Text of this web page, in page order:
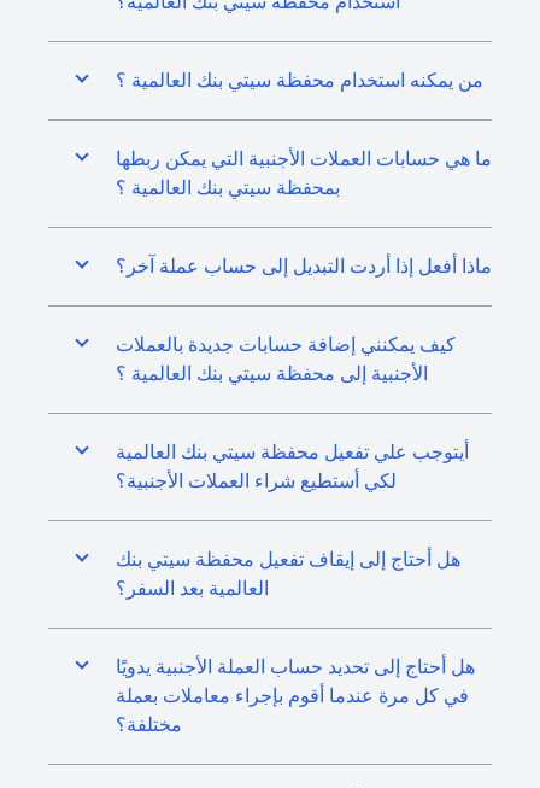
من يمكنه استخدام محفظة سيتي بنك العالمية ؟
ما هي حسابات العملات الأجنبية التي يمكن ربطها
بمحفظة سيتي بنك العالمية ؟
ماذا أفعل إذا أردت التبديل إلى حساب عملة آخر؟
كيف يمكنني إضافة حسابات جديدة بالعملات
الأجنبية إلى محفظة سيتي بنك العالمية ؟
أيتوجب علي تفعيل محفظة سيتي بنك العالمية
لكي أستطيع شراء العملات الأجنبية؟
هل أحتاج إلى إيقاف تفعيل محفظة سيتي بنك
العالمية بعد السفر؟
هل أحتاج إلى تحديد حساب العملة الأجنبية يدويًا
في كل مرة عندما أقوم بإجراء معاملات بعملة
مختلفة؟